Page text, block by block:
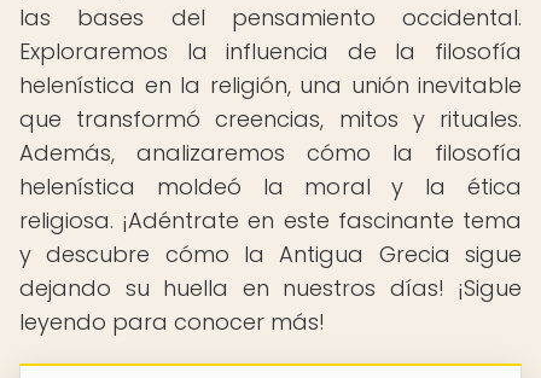
las bases del pensamiento occidental.
Exploraremos la influencia de la filosofía
helenística en la religión, una unión inevitable
que transformó creencias, mitos y rituales.
Además, analizaremos cómo la filosofía
helenística moldeó la moral y la ética
religiosa. ¡Adéntrate en este fascinante tema
y descubre cómo la Antigua Grecia sigue
dejando su huella en nuestros días! ¡Sigue
leyendo para conocer más!